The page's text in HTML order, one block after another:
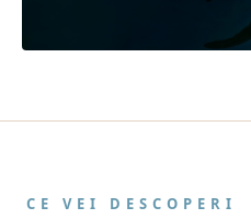
CE VEI DESCOPERI